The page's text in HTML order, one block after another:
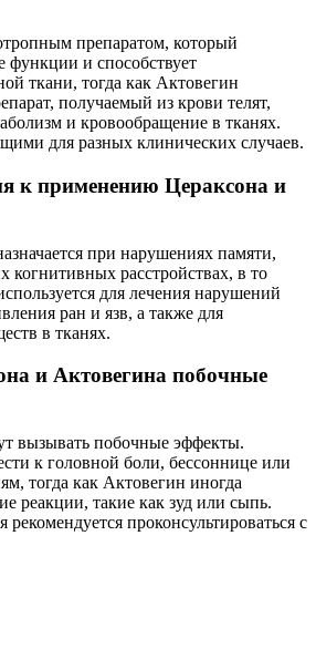
препаратом, который
функции и способствует
ткани, тогда как Актовегин
получаемый из крови телят,
и кровообращение в тканях.
для разных клинических случаев.
к применению Цераксона и
при нарушениях памяти,
когнитивных расстройствах, в то
для лечения нарушений
ран и язв, а также для
в тканях.
и Актовегина побочные
вызывать побочные эффекты.
к головной боли, бессоннице или
тогда как Актовегин иногда
реакции, такие как зуд или сыпь.
проконсультироваться с